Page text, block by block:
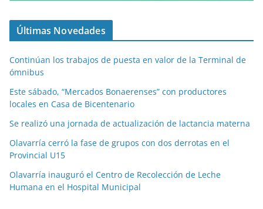
Últimas Novedades
Continúan los trabajos de puesta en valor de la Terminal de
ómnibus
Este sábado, “Mercados Bonaerenses” con productores
locales en Casa de Bicentenario
Se realizó una jornada de actualización de lactancia materna
Olavarría cerró la fase de grupos con dos derrotas en el
Provincial U15
Olavarría inauguró el Centro de Recolección de Leche
Humana en el Hospital Municipal